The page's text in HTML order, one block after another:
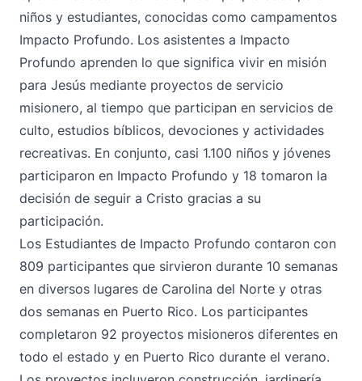
niños y estudiantes, conocidas como campamentos
Impacto Profundo. Los asistentes a Impacto
Profundo aprenden lo que significa vivir en misión
para Jesús mediante proyectos de servicio
misionero, al tiempo que participan en servicios de
culto, estudios bíblicos, devociones y actividades
recreativas. En conjunto, casi 1.100 niños y jóvenes
participaron en Impacto Profundo y 18 tomaron la
decisión de seguir a Cristo gracias a su
participación.
Los Estudiantes de Impacto Profundo contaron con
809 participantes que sirvieron durante 10 semanas
en diversos lugares de Carolina del Norte y otras
dos semanas en Puerto Rico. Los participantes
completaron 92 proyectos misioneros diferentes en
todo el estado y en Puerto Rico durante el verano.